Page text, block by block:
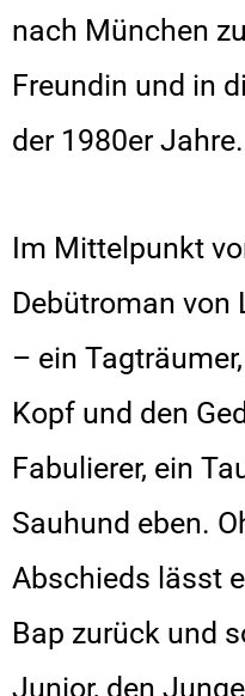
nach München
Freundin und in
der 1980er Jahre.
Im Mittelpunkt
Debütroman von
– ein
Kopf und den
Fabulierer, ein
Sauhund eben.
Abschieds lässt
Bap zurück und
Junior, den